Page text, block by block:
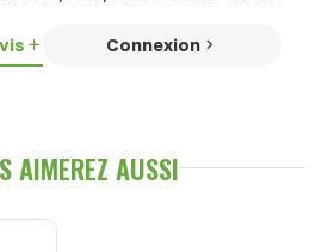
Connexion
AIMEREZ AUSSI